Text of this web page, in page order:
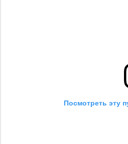
Посмотреть эту